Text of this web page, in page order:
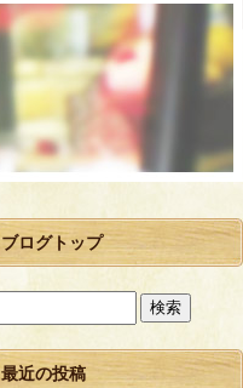
ブログトップ
最近の投稿